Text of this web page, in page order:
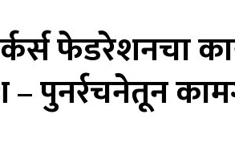
फेडरेशनचा
पुनर्रचनेतून